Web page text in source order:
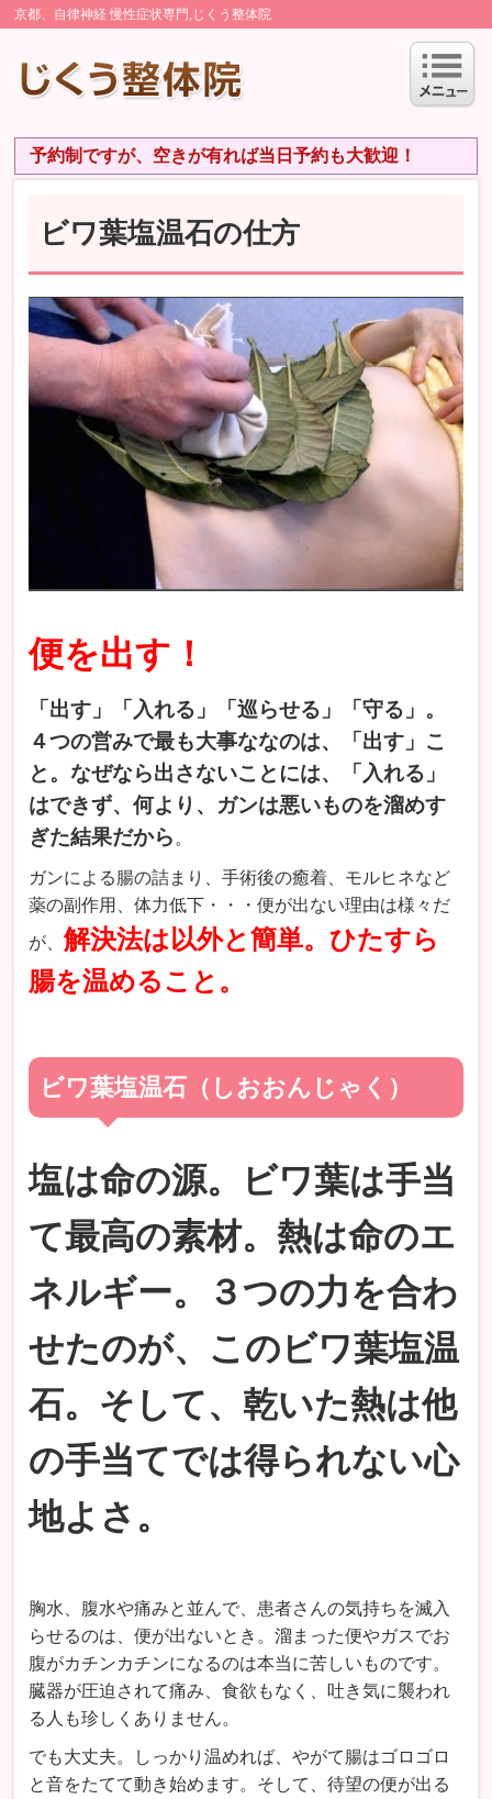
京都、自律神経 慢性症状専門,じくう整体院
予約制ですが、空きが有れば当日予約も大歓迎！
ビワ葉塩温石の仕方
便を出す！
「出す」「入れる」「巡らせる」「守る」。
４つの営みで最も大事ななのは、「出す」こ
と。なぜなら出さないことには、「入れる」
はできず、何より、ガンは悪いものを溜めす
ぎた結果だから 。
ガンによる腸の詰まり、手術後の癒着、モルヒネなど
薬の副作用、体力低下・・・便が出ない理由は様々だ
が、解決法は以外と簡単。ひたすら
腸を温めること。
ビワ葉塩温石（しおおんじゃく）
塩は命の源。ビワ葉は手当
て最高の素材。熱は命のエ
ネルギー。３つの力を合わ
せたのが、このビワ葉塩温
石。そして、乾いた熱は他
の手当てでは得られない心
地よさ。
胸水、腹水や痛みと並んで、患者さんの気持ちを滅入
らせるのは、便が出ないとき。溜まった便やガスでお
腹がカチンカチンになるのは本当に苦しいものです。
臓器が圧迫されて痛み、食欲もなく、吐き気に襲われ
る人も珍しくありません。
でも大丈夫。しっかり温めれば、やがて腸はゴロゴロ
と音をたてて動き始めます。そして、待望の便が出る